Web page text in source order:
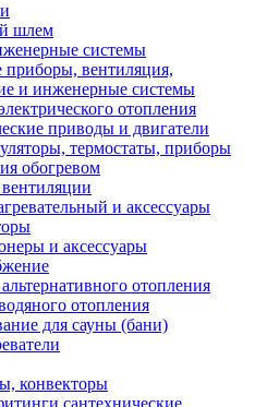
шлем
системы
вентиляция,
и инженерные системы
отопления
приводы и двигатели
термостаты, приборы
обогревом
и аксессуары
и аксессуары
отопления
отопления
для сауны (бани)
конвекторы
сантехнические